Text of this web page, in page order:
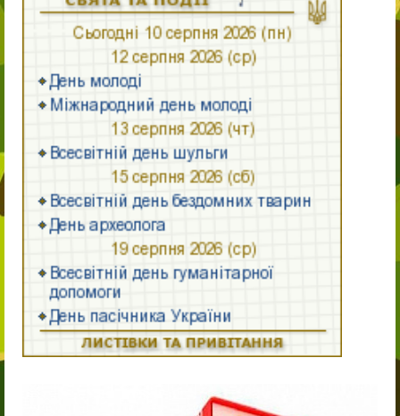
Новини
Публічно
Нормативні документи ліцею
ПРОЗОРО
Працівники
Сторінка начальника
Адміністрація
Педагогічний колектив ліцею «Патріот»
Учням
Вступ до ліцею